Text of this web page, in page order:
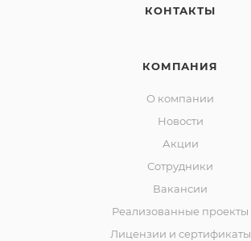
КОНТАКТЫ
КОМПАНИЯ
О компании
Новости
Акции
Сотрудники
Вакансии
Реализованные проекты
Лицензии и сертификаты